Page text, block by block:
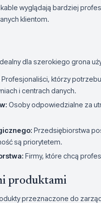
wyglądają bardziej
klientom.
dla szerokiego grona
Profesjonaliści, którzy
i centrach danych.
Osoby odpowiedzialne za
Przedsiębiorstwa
są priorytetem.
Firmy, które chcą
produktami
przeznaczone do